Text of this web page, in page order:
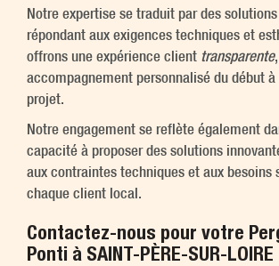
Notre expertise se traduit par des
répondant aux exigences techniques et
offrons une expérience client transparente
accompagnement personnalisé du début
projet.
Notre engagement se reflète également
capacité à proposer des solutions
aux contraintes techniques et aux besoins
chaque client local.
Contactez-nous pour votre
Ponti à SAINT-PÈRE-SUR-LOIRE